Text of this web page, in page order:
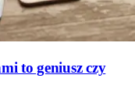
to geniusz czy